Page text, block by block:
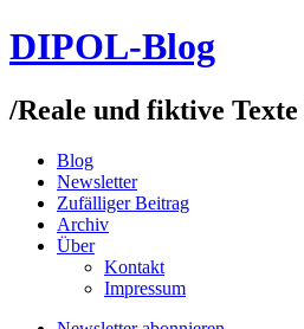
DIPOL-Blog
/Reale und fiktive
Blog
Newsletter
Zufälliger Beitrag
Archiv
Über
Kontakt
Impressum